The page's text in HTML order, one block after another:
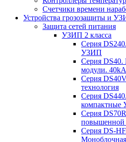
Счетчики времени
Устройства грозозащиты и
Защита сетей питания
УЗИП 2 класса
Серия
УЗИП
Серия
модули. 40kA
Серия
технология
Серия
компактные
Серия
повышенной
Серия DS-